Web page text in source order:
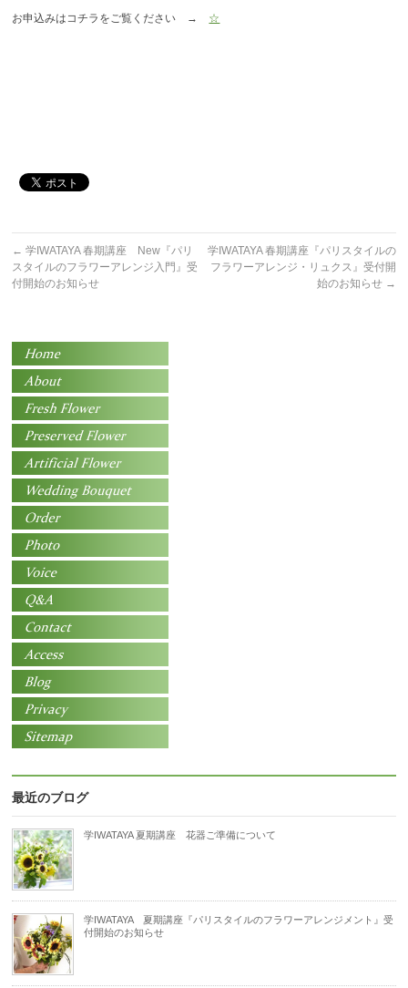
お申込みはコチラをご覧ください → ☆
← 学IWATAYA 春期講座 New『パリ
スタイルのフラワーアレンジ入門』受
付開始のお知らせ
学IWATAYA 春期講座『パリスタイルの
フラワーアレンジ・リュクス』受付開
始のお知らせ →
最近のブログ
学IWATAYA 夏期講座 花器ご準備について
学IWATAYA 夏期講座『パリスタイルのフラワーアレンジメント』受
付開始のお知らせ